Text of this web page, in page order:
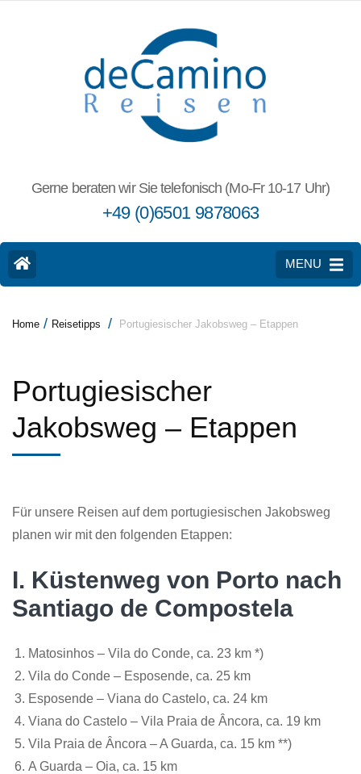
Gerne beraten wir Sie telefonisch (Mo-Fr 10-17 Uhr)
+49 (0)6501 9878063
MENU
Home / Reisetipps / Portugiesischer Jakobsweg – Etappen
Portugiesischer
Jakobsweg – Etappen
Für unsere Reisen auf dem portugiesischen Jakobsweg
planen wir mit den folgenden Etappen:
I. Küstenweg von Porto nach
Santiago de Compostela
Matosinhos – Vila do Conde, ca. 23 km *)
Vila do Conde – Esposende, ca. 25 km
Esposende – Viana do Castelo, ca. 24 km
Viana do Castelo – Vila Praia de Âncora, ca. 19 km
Vila Praia de Âncora – A Guarda, ca. 15 km **)
A Guarda – Oia, ca. 15 km